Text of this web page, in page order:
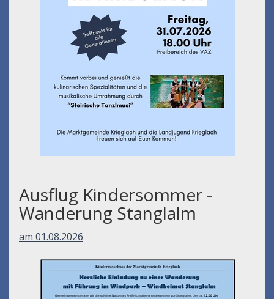
Ausflug Kindersommer -
Wanderung Stanglalm
am 01.08.2026